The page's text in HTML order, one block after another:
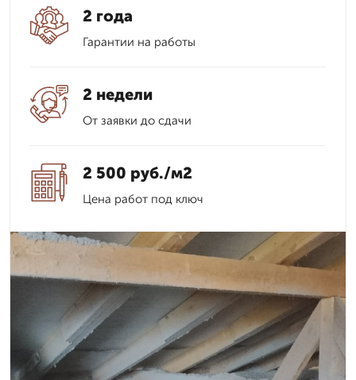
2 года
Гарантии на работы
2 недели
От заявки до сдачи
2 500 руб./м2
Цена работ под ключ